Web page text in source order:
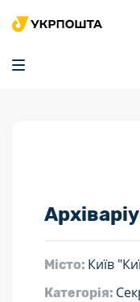
Головна
Маркет
Відділення
Місто: Київ
Категорія: